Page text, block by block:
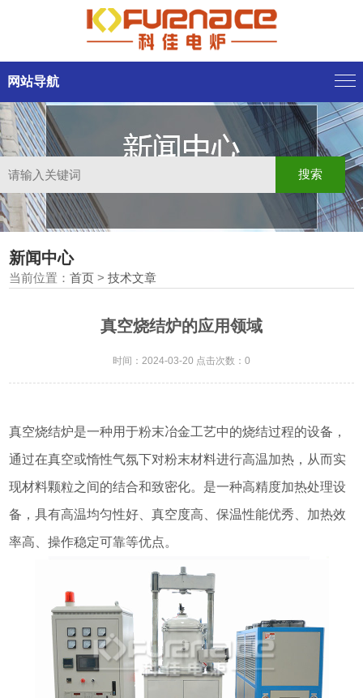
网站导航
新闻中心
当前位置：首页 >技术文章
真空烧结炉的应用领域
时间：2024-03-20 点击次数：0
真空烧结炉是一种用于粉末冶金工艺中的烧结过程的设备，
通过在真空或惰性气氛下对粉末材料进行高温加热，从而实
现材料颗粒之间的结合和致密化。是一种高精度加热处理设
备，具有高温均匀性好、真空度高、保温性能优秀、加热效
率高、操作稳定可靠等优点。